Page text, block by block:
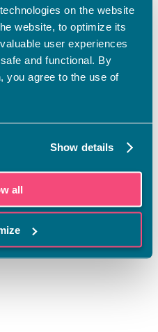
on the website
website, to optimize its
user experiences
and functional. By
you agree to the use of
Show details
all